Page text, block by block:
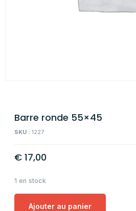
Barre ronde 55×45
SKU : 1227
€ 17,00
1 en stock
Ajouter au panier